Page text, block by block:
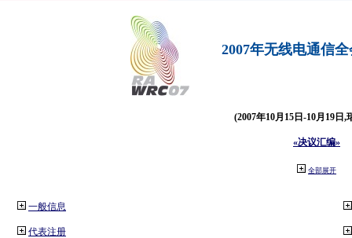
2007年无线电通信
(2007年10月15日-10月19日,
«决议汇编»
全部展开
一般信息
代表注册